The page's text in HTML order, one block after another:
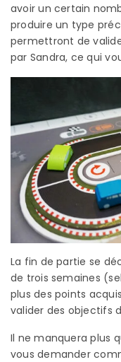
avoir un certain
produire un type
permettront de
par Sandra, ce qui
La fin de partie se
de trois semaines
plus des points
valider des objectifs
Il ne manquera plus
vous demander